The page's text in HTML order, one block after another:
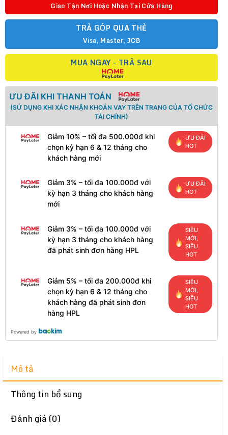
AC
3PH
|
Bedford
lượng
Giao Tận Nơi Hoặc Nhận Tại Cửa Hàng
TRẢ GÓP QUA THẺ
Visa, Master, JCB
MUA NGAY - TRẢ SAU
ƯU ĐÃI KHI THANH TOÁN
(SỬ DỤNG KHI XÁC NHẬN KHOẢN VAY TRÊN TRANG CỦA TỔ CHỨC
TÀI CHÍNH)
Giảm 10% – tối đa 500.000đ khi
chọn kỳ hạn 6 & 12 tháng cho
khách hàng mới
ƯU ĐÃI
HOT
Giảm 3% – tối đa 100.000đ với
kỳ hạn 3 tháng cho khách hàng
mới
ƯU ĐÃI
HOT
Giảm 3% – tối đa 100.000đ với
kỳ hạn 3 tháng cho khách hàng
đã phát sinh đơn hàng HPL
SIÊU
MỚI,
SIÊU
HOT
Giảm 5% – tối đa 200.000đ khi
chọn kỳ hạn 6 & 12 tháng cho
khách hàng đã phát sinh đơn
hàng HPL
SIÊU
MỚI,
SIÊU
HOT
Powered by
Mô tả
Thông tin bổ sung
Đánh giá (0)